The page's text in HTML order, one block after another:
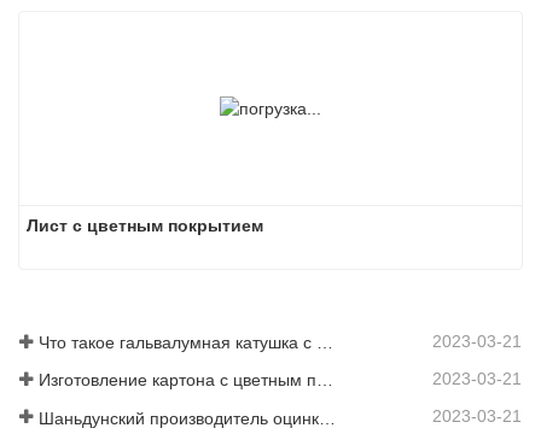
Лист с цветным покрытием
2023-03-21
Изготовление картона с цветным покрытием: картон с цветным покрытием «Снежинка» для украшения правильно скатывается с производственной линии 2023-03-21
2023-03-21